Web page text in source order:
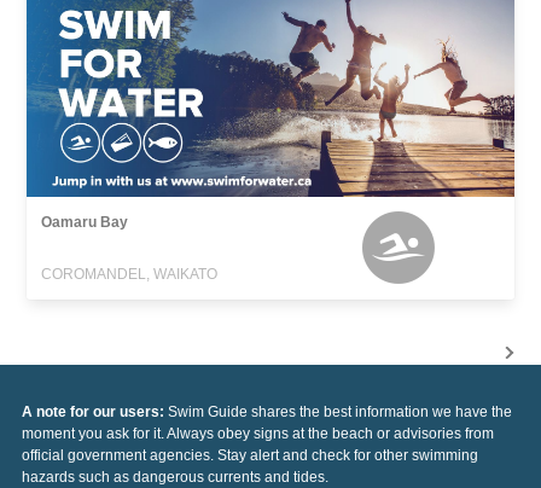
Oamaru Bay
COROMANDEL, WAIKATO
A note for our users: Swim Guide shares the best information we have the
moment you ask for it. Always obey signs at the beach or advisories from
official government agencies. Stay alert and check for other swimming
hazards such as dangerous currents and tides.